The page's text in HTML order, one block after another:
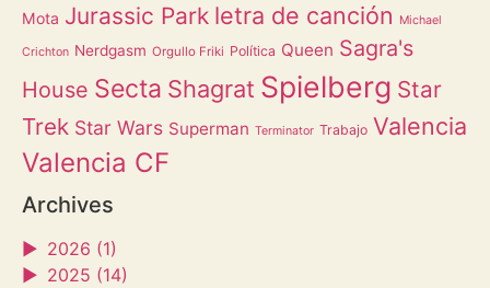
Mota Jurassic Park letra de canción Michael
Crichton Nerdgasm Orgullo Friki Política Queen Sagra's
House Secta Shagrat Spielberg Star
Trek Star Wars Superman Terminator Trabajo Valencia
Valencia CF
Archives
► 2026 (1)
► 2025 (14)